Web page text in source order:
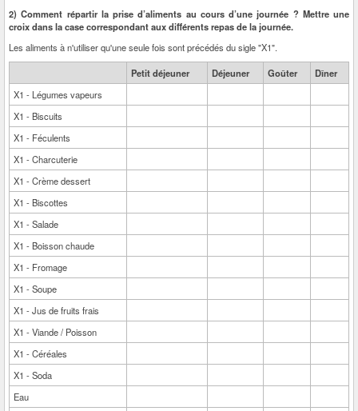
2) Comment répartir la prise d’aliments au cours d’une journée ? Mettre une
croix dans la case correspondant aux différents repas de la journée.
Les aliments à n'utiliser qu'une seule fois sont précédés du sigle "X1".
Petit déjeuner
Déjeuner Goûter
Dîner
X1 - Légumes vapeurs
X1 - Biscuits
X1 - Féculents
X1 - Charcuterie
X1 - Crème dessert
X1 - Biscottes
X1 - Salade
X1 - Boisson chaude
X1 - Fromage
X1 - Soupe
X1 - Jus de fruits frais
X1 - Viande / Poisson
X1 - Céréales
X1 - Soda
Eau